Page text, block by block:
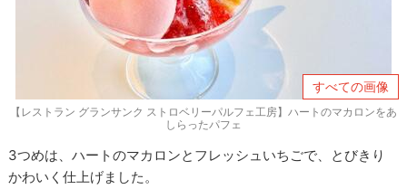
すべての画像
【レストラン グランサンク ストロベリーパルフェ工房】ハートのマカロンをあ
しらったパフェ
3つめは、ハートのマカロンとフレッシュいちごで、とびきり
かわいく仕上げました。